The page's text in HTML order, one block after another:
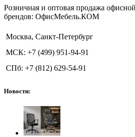
Розничная и оптовая продажа
брендов: ОфисМебель.КОМ
Москва, Санкт-Петербург
МСК: +7 (499) 951-94-91
СПб: +7 (812) 629-54-91
Новости: